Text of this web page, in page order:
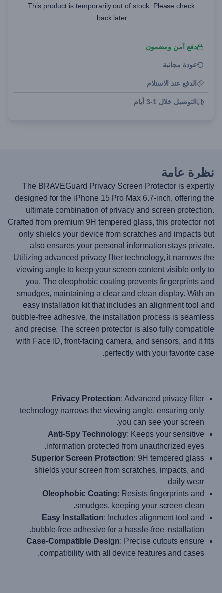
This product is temporarily out of stock. Please check
back later.
دفع آمن ومضمون
عودة مجانية
الدفع عند الاستلام
التوصيل خلال 1-3 أيام
نظرة عامة
The BRAVEGuard Privacy Screen Protector is expertly
designed for the iPhone 15 Pro Max 6.7-inch, offering the
ultimate combination of privacy and screen protection.
Crafted from premium 9H tempered glass, this protector not
only shields your device from scratches and impacts but
also ensures your personal information stays private.
Utilizing advanced privacy filter technology, it narrows the
viewing angle to keep your screen content visible only to
you. The oleophobic coating prevents fingerprints and
smudges, maintaining a clear and clean display. With an
easy installation kit that includes an alignment tool and
bubble-free adhesive, the installation process is seamless
and precise. The screen protector is also fully compatible
with Face ID, front-facing camera, and sensors, and it fits
perfectly with your favorite case.
Privacy Protection: Advanced privacy filter
technology narrows the viewing angle, ensuring only
you can see your screen.
Anti-Spy Technology: Keeps your sensitive
information protected from unauthorized eyes.
Superior Screen Protection: 9H tempered glass
shields your screen from scratches, impacts, and
daily wear.
Oleophobic Coating: Resists fingerprints and
smudges, keeping your screen clean.
Easy Installation: Includes alignment tool and
bubble-free adhesive for a hassle-free installation.
Case-Compatible Design: Precise cutouts ensure
compatibility with all device features and cases.